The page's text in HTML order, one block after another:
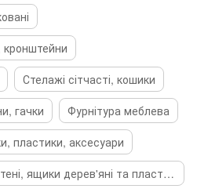
кронштейни
Стелажі сітчасті, кошики
гачки
Фурнітура меблева
пластики, аксесуари
Кошики закупівельні, плетені, ящики дерев'яні та пластикові